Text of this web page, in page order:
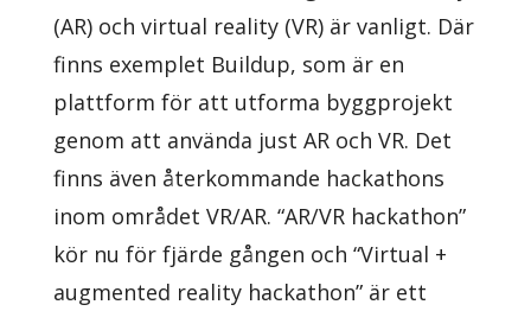
(AR) och virtual reality (VR) är vanligt. Där
finns exemplet Buildup, som är en
plattform för att utforma byggprojekt
genom att använda just AR och VR. Det
finns även återkommande hackathons
inom området VR/AR. “AR/VR hackathon”
kör nu för fjärde gången och “Virtual +
augmented reality hackathon” är ett